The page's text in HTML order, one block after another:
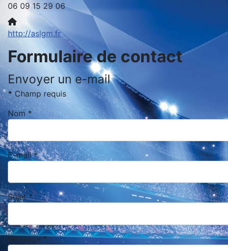
06 09 15 29 06
Site Web
http://aslgm.fr
Formulaire de contact
Envoyer un e-mail
*Champ requis
Nom *
E-mail*
Sujet*
Message*